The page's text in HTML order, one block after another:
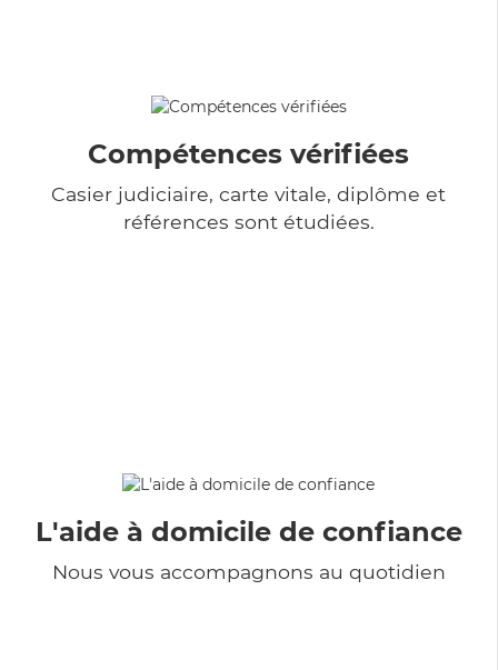
Compétences vérifiées
Casier judiciaire, carte vitale, diplôme et
références sont étudiées.
L'aide à domicile de confiance
Nous vous accompagnons au quotidien